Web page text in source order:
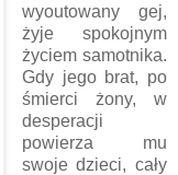
wyoutowany gej,
żyje spokojnym
życiem samotnika.
Gdy jego brat, po
śmierci żony, w
desperacji
powierza mu
swoje dzieci, cały